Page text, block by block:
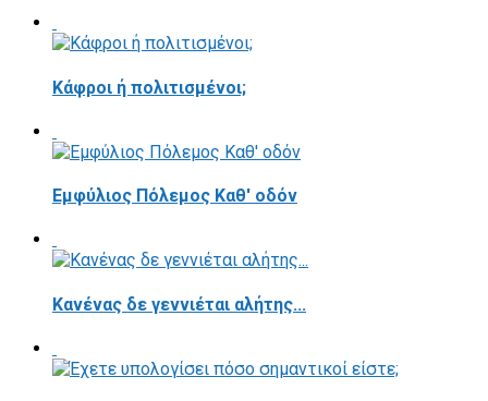
Κάφροι ή πολιτισμένοι;
Εμφύλιος Πόλεμος Καθ' οδόν
Κανένας δε γεννιέται αλήτης...